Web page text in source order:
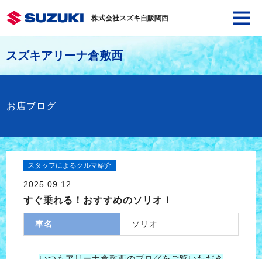
株式会社スズキ自販関西
スズキアリーナ倉敷西
お店ブログ
スタッフによるクルマ紹介
2025.09.12
すぐ乗れる！おすすめのソリオ！
車名 ソリオ